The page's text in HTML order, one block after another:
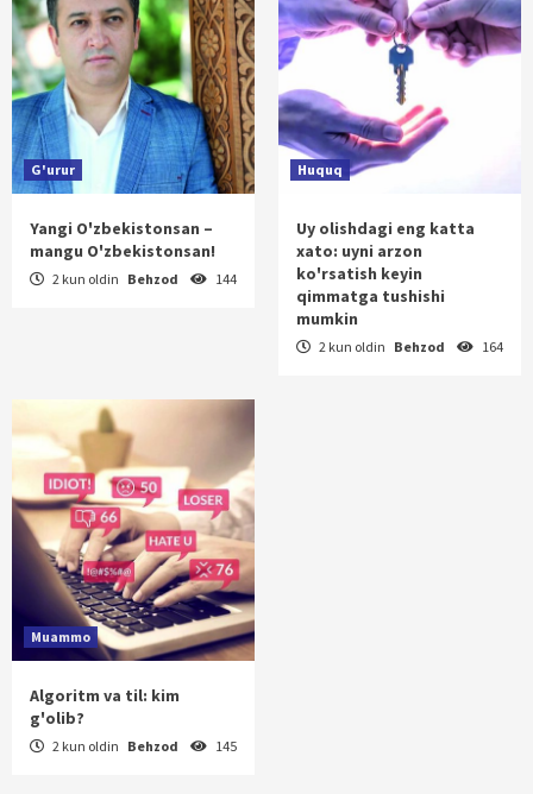
G'urur
Yangi O'zbekistonsan –
mangu O'zbekistonsan!
2 kun oldin Behzod 144
Huquq
Uy olishdagi eng katta
xato: uyni arzon
ko'rsatish keyin
qimmatga tushishi
mumkin
2 kun oldin Behzod 164
Muammo
Algoritm va til: kim
g'olib?
2 kun oldin Behzod 145